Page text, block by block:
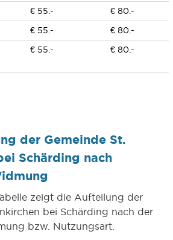
€ 55.-
€ 80.-
€ 55.-
€ 80.-
€ 55.- € 80.-
der Gemeinde St.
Schärding nach
zeigt die Aufteilung der
bei Schärding nach der
bzw. Nutzungsart.